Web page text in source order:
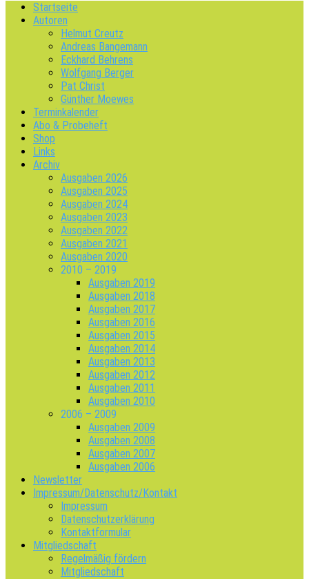
Startseite
Autoren
Helmut Creutz
Andreas Bangemann
Eckhard Behrens
Wolfgang Berger
Pat Christ
Günther Moewes
Terminkalender
Abo & Probeheft
Shop
Links
Archiv
Ausgaben 2026
Ausgaben 2025
Ausgaben 2024
Ausgaben 2023
Ausgaben 2022
Ausgaben 2021
Ausgaben 2020
2010 – 2019
Ausgaben 2019
Ausgaben 2018
Ausgaben 2017
Ausgaben 2016
Ausgaben 2015
Ausgaben 2014
Ausgaben 2013
Ausgaben 2012
Ausgaben 2011
Ausgaben 2010
2006 – 2009
Ausgaben 2009
Ausgaben 2008
Ausgaben 2007
Ausgaben 2006
Newsletter
Impressum/Datenschutz/Kontakt
Impressum
Datenschutzerklärung
Kontaktformular
Mitgliedschaft
Regelmäßig fördern
Mitgliedschaft